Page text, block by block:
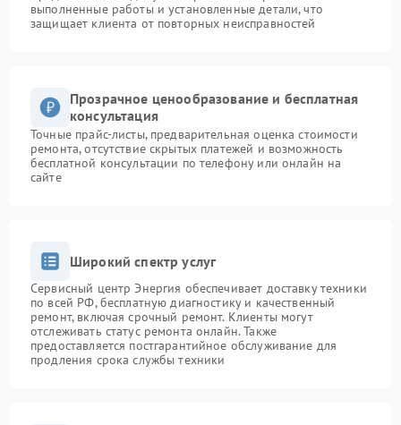
выполненные работы и установленные детали, что
защищает клиента от повторных неисправностей
Прозрачное ценообразование и бесплатная
консультация
Точные прайс-листы, предварительная оценка стоимости
ремонта, отсутствие скрытых платежей и возможность
бесплатной консультации по телефону или онлайн на
сайте
Широкий спектр услуг
Сервисный центр Энергия обеспечивает доставку техники
по всей РФ, бесплатную диагностику и качественный
ремонт, включая срочный ремонт. Клиенты могут
отслеживать статус ремонта онлайн. Также
предоставляется постгарантийное обслуживание для
продления срока службы техники